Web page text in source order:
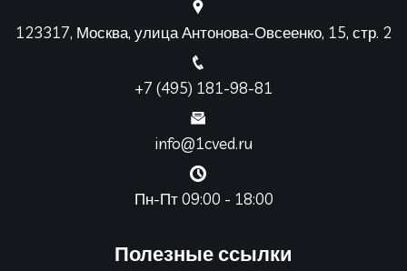
123317, Москва, улица Антонова-Овсеенко, 15, стр. 2
+7 (495) 181-98-81
info@1cved.ru
Пн-Пт 09:00 - 18:00
Полезные ссылки